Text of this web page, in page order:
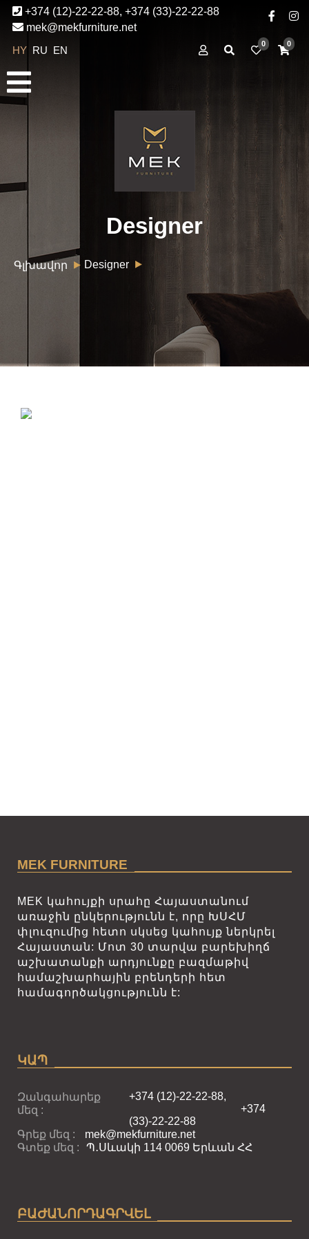
+374 (12)-22-22-88, +374 (33)-22-22-88
mek@mekfurniture.net
HY RU EN
0 0
Designer
Գլխավոր Designer
MEK FURNITURE
MEK կահույքի սրահը Հայաստանում
առաջին ընկերությունն է, որը ԽՍՀՄ
փլուզումից հետո սկսեց կահույք ներկրել
Հայաստան: Մոտ 30 տարվա բարեխիղճ
աշխատանքի արդյունքը բազմաթիվ
համաշխարհային բրենդերի հետ
համագործակցությունն է:
ԿԱՊ
Զանգահարեք
մեզ :
+374 (12)-22-22-88,
+374
(33)-22-22-88
Գրեք մեզ :
mek@mekfurniture.net
Գտեք մեզ :
Պ․Սևակի 114 0069 Երևան ՀՀ
ԲԱԺԱՆՈՐԴԱԳՐՎԵԼ